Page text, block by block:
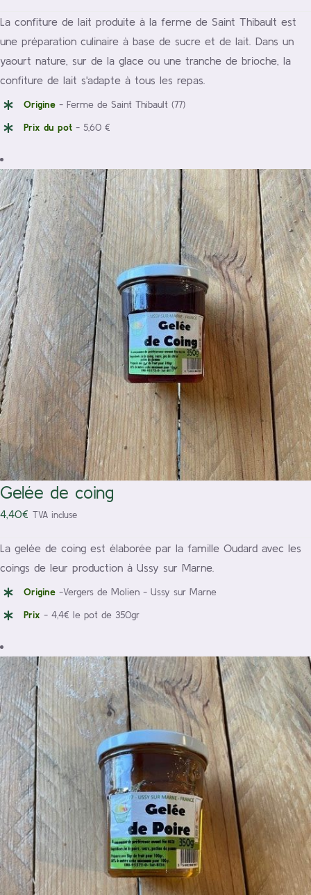
La confiture de lait produite à la ferme de Saint Thibault est
une préparation culinaire à base de sucre et de lait. Dans un
yaourt nature, sur de la glace ou une tranche de brioche, la
confiture de lait s'adapte à tous les repas.
Origine- Ferme de Saint Thibault (77)
Prix du pot - 5,60 €
Ajouter au panier
/
Détails
Gelée de coing
4,40€ TVA incluse
La gelée de coing est élaborée par la famille Oudard avec les
coings de leur production à Ussy sur Marne.
Origine-Vergers de Molien - Ussy sur Marne
Prix - 4,4€ le pot de 350gr
Ajouter au panier
/
Détails